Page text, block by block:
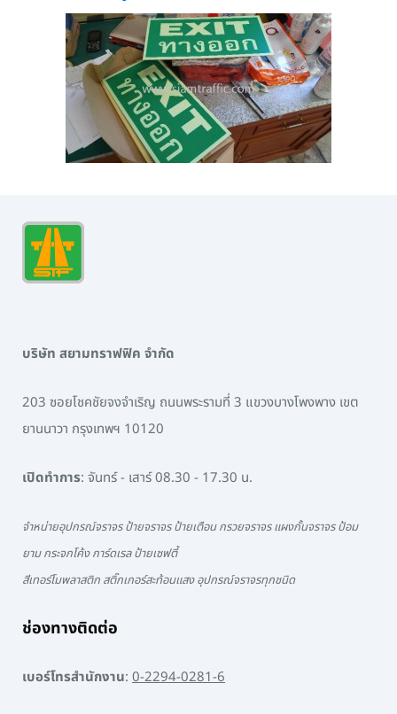
บริษัท สยามทราฟฟิค จำกัด
203 ซอยโชคชัยจงจำเริญ ถนนพระรามที่ 3 แขวงบางโพงพาง เขต
ยานนาวา กรุงเทพฯ 10120
เปิดทำการ: จันทร์ - เสาร์ 08.30 - 17.30 น.
จำหน่ายอุปกรณ์จราจร ป้ายจราจร ป้ายเตือน กรวยจราจร แผงกั้นจราจร ป้อม
ยาม กระจกโค้ง การ์ดเรล ป้ายเซฟตี้
สีเทอร์โมพลาสติก สติ๊กเกอร์สะท้อนแสง อุปกรณ์จราจรทุกชนิด
ช่องทางติดต่อ
เบอร์โทรสำนักงาน: 0-2294-0281-6